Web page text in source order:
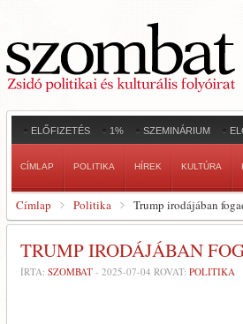
ELŐFIZETÉS 1% SZEMINÁRIUM
CÍMLAP POLITIKA HÍREK KULTÚRA
Címlap Politika Trump irodájában
TRUMP IRODÁJÁBAN
ÍRTA: SZOMBAT - 2025-07-04 ROVAT: POLITIKA